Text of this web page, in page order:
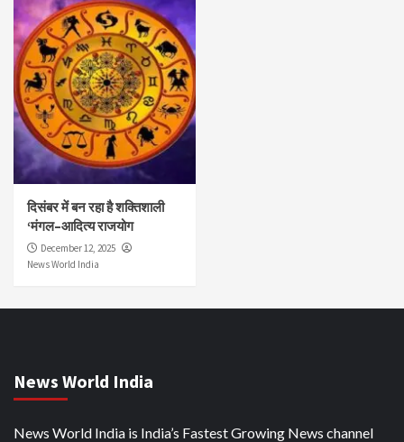
दिसंबर में बन रहा है शक्तिशाली
‘मंगल–आदित्य राजयोग
December 12, 2025
News World India
News World India
News World India is India’s Fastest Growing News channel